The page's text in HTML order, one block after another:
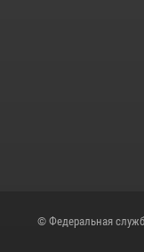
© Федеральная